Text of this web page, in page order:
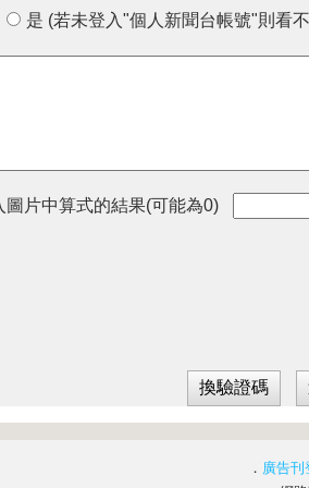
是 (若未登入"個人新聞台帳號"則看
圖片中算式的結果(可能為0)
． 廣告刊